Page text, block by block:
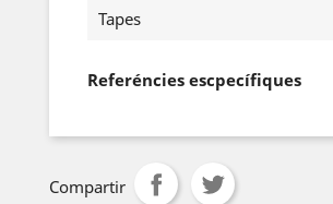
Tapes
Referéncies escpecífiques
Compartir